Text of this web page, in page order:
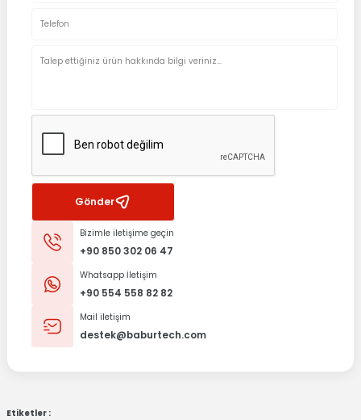
Gönder
Bizimle iletişime geçin
+90 850 302 06 47
Whatsapp İletişim
+90 554 558 82 82
Mail iletişim
destek@baburtech.com
Etiketler :